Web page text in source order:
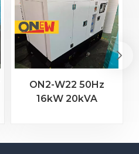
ON2-W22 50Hz
16kW 20kVA
Dieselgenerator